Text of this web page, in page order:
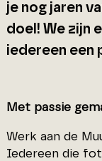
je nog jaren
doel! We zijn
iedereen een
Met passie
Werk aan de
Iedereen die